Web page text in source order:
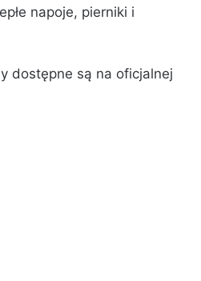
napoje, pierniki i
dostępne są na oficjalnej